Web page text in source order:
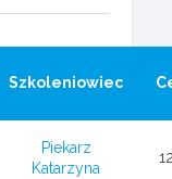
Szkoleniowiec
Piekarz
Katarzyna